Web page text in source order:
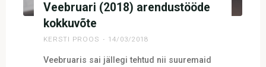
Veebruari (2018) arendustööde
kokkuvõte
KERSTI PROOS 14/03/2018
Veebruaris sai jällegi tehtud nii suuremaid